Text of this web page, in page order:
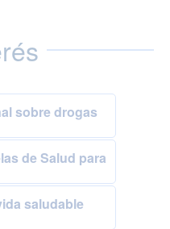
sobre drogas
de Salud para
saludable